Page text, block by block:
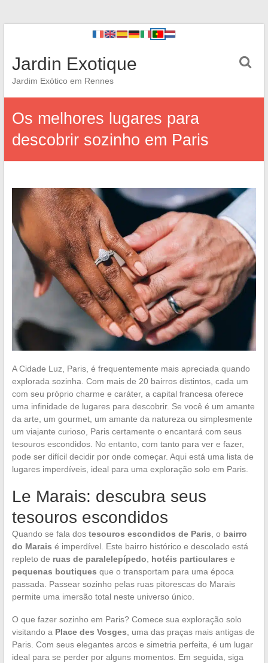
Jardin Exotique
Jardim Exótico em Rennes
Os melhores lugares para
descobrir sozinho em Paris
A Cidade Luz, Paris, é frequentemente mais apreciada quando
explorada sozinha. Com mais de 20 bairros distintos, cada um
com seu próprio charme e caráter, a capital francesa oferece
uma infinidade de lugares para descobrir. Se você é um amante
da arte, um gourmet, um amante da natureza ou simplesmente
um viajante curioso, Paris certamente o encantará com seus
tesouros escondidos. No entanto, com tanto para ver e fazer,
pode ser difícil decidir por onde começar. Aqui está uma lista de
lugares imperdíveis, ideal para uma exploração solo em Paris.
Le Marais: descubra seus
tesouros escondidos
Quando se fala dos tesouros escondidos de Paris, o bairro
do Marais é imperdível. Este bairro histórico e descolado está
repleto de ruas de paralelepípedo, hotéis particulares e
pequenas boutiques que o transportam para uma época
passada. Passear sozinho pelas ruas pitorescas do Marais
permite uma imersão total neste universo único.
O que fazer sozinho em Paris? Comece sua exploração solo
visitando a Place des Vosges, uma das praças mais antigas de
Paris. Com seus elegantes arcos e simetria perfeita, é um lugar
ideal para se perder por alguns momentos. Em seguida, siga